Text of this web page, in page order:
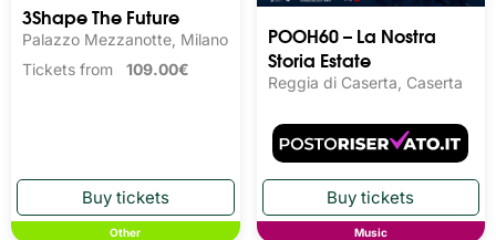
3Shape The Future
Palazzo Mezzanotte, Milano
Tickets from 109.00€
Other
POOH60 – La Nostra
Storia Estate
Reggia di Caserta, Caserta
Music